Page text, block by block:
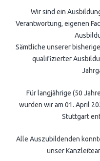
Wir sind ein
Verantwortung, eigenen
Sämtliche unserer
qualifizierter
Für langjährige (50
wurden wir am 01. April
Stuttgart
Alle Auszubildenden
unser